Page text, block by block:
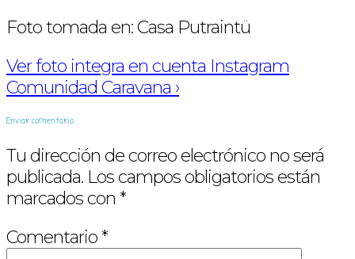
Foto tomada en: Casa Putraintü
Ver foto integra en cuenta Instagram
Comunidad Caravana ›
Enviar comentario
Tu dirección de correo electrónico no será
publicada. Los campos obligatorios están
marcados con *
Comentario*